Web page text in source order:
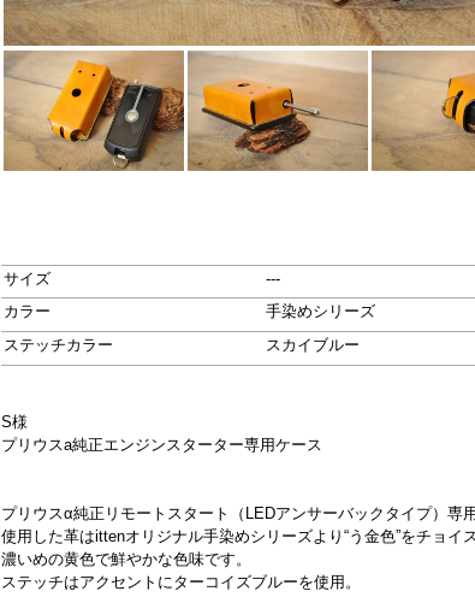
サイズ
---
カラー
手染めシリーズ
ステッチカラー
スカイブルー
S様
プリウスa純正エンジンスターター専用ケース
プリウスα純正リモートスタート（LEDアンサーバックタイプ）専
使用した革はittenオリジナル手染めシリーズより“う金色”をチョイス
濃いめの黄色で鮮やかな色味です。
ステッチはアクセントにターコイズブルーを使用。